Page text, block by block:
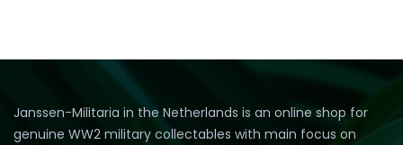
Janssen-Militaria in the Netherlands is an online shop for
genuine WW2 military collectables with main focus on